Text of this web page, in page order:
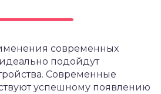
современных
подойдут
Современные
успешному появлению